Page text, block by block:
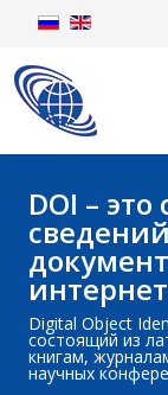
DOI –
Digital Object
состоящий из
книгам,
научных